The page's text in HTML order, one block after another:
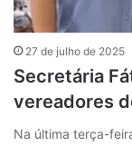
27 de julho de 2025
Secretária
vereadores
Na última terça-